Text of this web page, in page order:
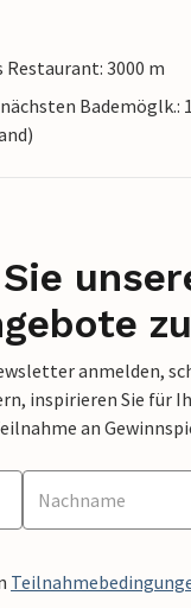
Restaurant: 3000 m
Bademöglk.:
anmelden,
inspirieren Sie für
an